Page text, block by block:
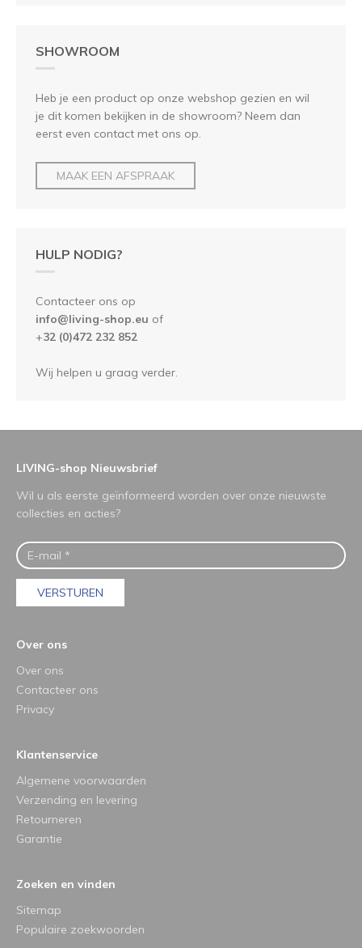
SHOWROOM
Heb je een product op onze webshop gezien en wil
je dit komen bekijken in de showroom? Neem dan
eerst even contact met ons op.
MAAK EEN AFSPRAAK
HULP NODIG?
Contacteer ons op
info@living-shop.eu of
+32 (0)472 232 852
Wij helpen u graag verder.
LIVING-shop Nieuwsbrief
Wil u als eerste geïnformeerd worden over onze nieuwste
collecties en acties?
VERSTUREN
Over ons
Over ons
Contacteer ons
Privacy
Klantenservice
Algemene voorwaarden
Verzending en levering
Retourneren
Garantie
Zoeken en vinden
Sitemap
Populaire zoekwoorden